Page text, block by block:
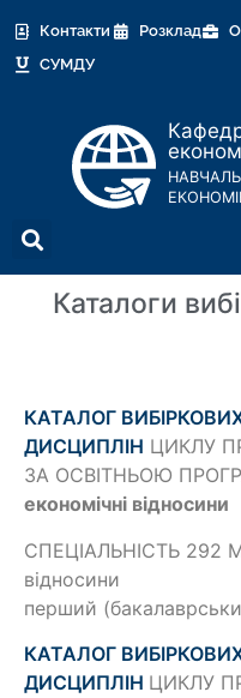
Контакти Розклад
СУМДУ
Каталоги
КАТАЛОГ
ДИСЦИПЛІН ЦИКЛУ
ЗА ОСВІТНЬОЮ
економічні відносини
СПЕЦІАЛЬНІСТЬ 292
відносини
перший
КАТАЛОГ
ДИСЦИПЛІН ЦИКЛУ